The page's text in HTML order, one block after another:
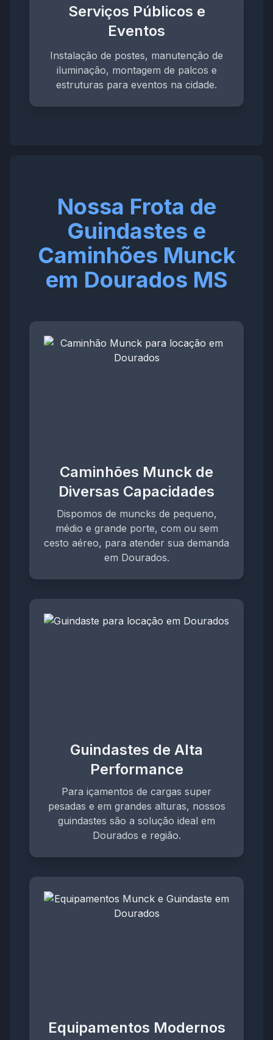
Serviços Públicos e
Eventos
Instalação de postes, manutenção de
iluminação, montagem de palcos e
estruturas para eventos na cidade.
Nossa Frota de
Guindastes e
Caminhões Munck
em Dourados MS
Caminhões Munck de
Diversas Capacidades
Dispomos de muncks de pequeno,
médio e grande porte, com ou sem
cesto aéreo, para atender sua demanda
em Dourados.
Guindastes de Alta
Performance
Para içamentos de cargas super
pesadas e em grandes alturas, nossos
guindastes são a solução ideal em
Dourados e região.
Equipamentos Modernos